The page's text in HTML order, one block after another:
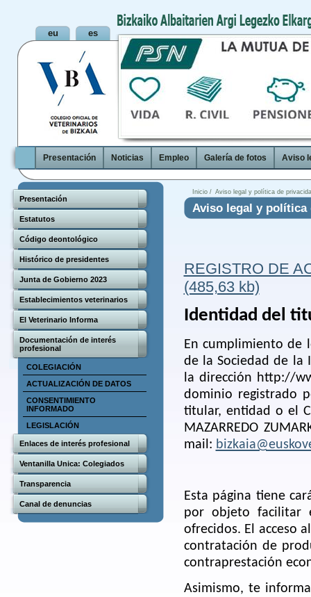
Presentación Noticias Empleo Galería de fotos Aviso
Presentación
Estatutos
Código deontológico
Histórico de presidentes
Junta de Gobierno 2023
Establecimientos veterinarios
El Veterinario Informa
Documentación de interés
profesional
COLEGIACIÓN
ACTUALIZACIÓN DE DATOS
CONSENTIMIENTO
INFORMADO
LEGISLACIÓN
Enlaces de interés profesional
Ventanilla Unica: Colegiados
Transparencia
Canal de denuncias
Inicio / Aviso legal y política de
Aviso legal y política
REGISTRO DE
(485,63 kb)
Identidad del
En cumplimiento de
de la Sociedad de la
la dirección http://
dominio registrado
titular, entidad o el
MAZARREDO
mail:
Esta página tiene
por objeto facilitar
ofrecidos. El acceso
contratación de
contraprestación
Asimismo, te